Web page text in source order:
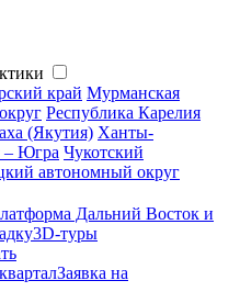
край Мурманская
Республика Карелия
(Якутия) Ханты-
– Югра Чукотский
автономный округ
Дальний Восток и
3D-туры
Заявка на